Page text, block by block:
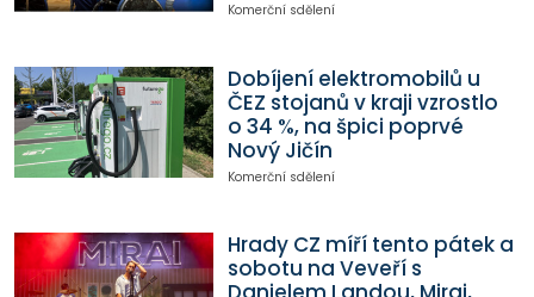
Komerční sdělení
Dobíjení elektromobilů u
ČEZ stojanů v kraji vzrostlo
o 34 %, na špici poprvé
Nový Jičín
Komerční sdělení
Hrady CZ míří tento pátek a
sobotu na Veveří s